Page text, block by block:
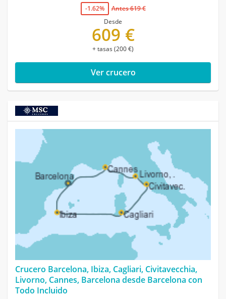
-1.62%
Antes 619 €
Desde
609 €
+ tasas (200 €)
Ver crucero
Crucero Barcelona, Ibiza, Cagliari, Civitavecchia,
Livorno, Cannes, Barcelona desde Barcelona con
Todo Incluido